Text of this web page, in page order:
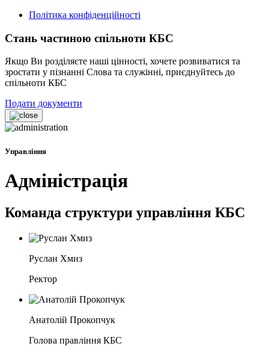
Політика конфіденційності
Стань частиною спільноти КБС
Якщо Ви розділяєте наші цінності, хочете розвиватися та
зростати у пізнанні Слова та служінні, приєднуйтесь до
спільноти КБС
Подати документи
Управління
Адміністрація
Команда структури управління КБС
Руслан Хмиз
Ректор
Анатолій Прокопчук
Голова правління КБС